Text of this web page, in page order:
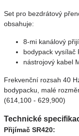
Set pro bezdrátový
obsahuje:
8-mi kanálový
bodypack vysílač
nástrojový kabel
Frekvenční rozsah 40
bodypacku, malé
(614,100 - 629,900)
Technické
Přijímač SR420: